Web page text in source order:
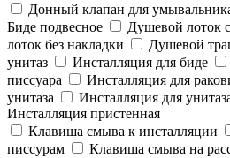
Донный клапан для
Биде подвесное
Душевой лоток
лоток без накладки
Душевой
унитаз
Инсталляция для биде
писсуара
Инсталляция для
унитаза
Инсталляция для
Инсталляция пристенная
Клавиша смыва к инсталляции
писсурам
Клавиша смыва на